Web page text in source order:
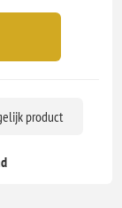
product